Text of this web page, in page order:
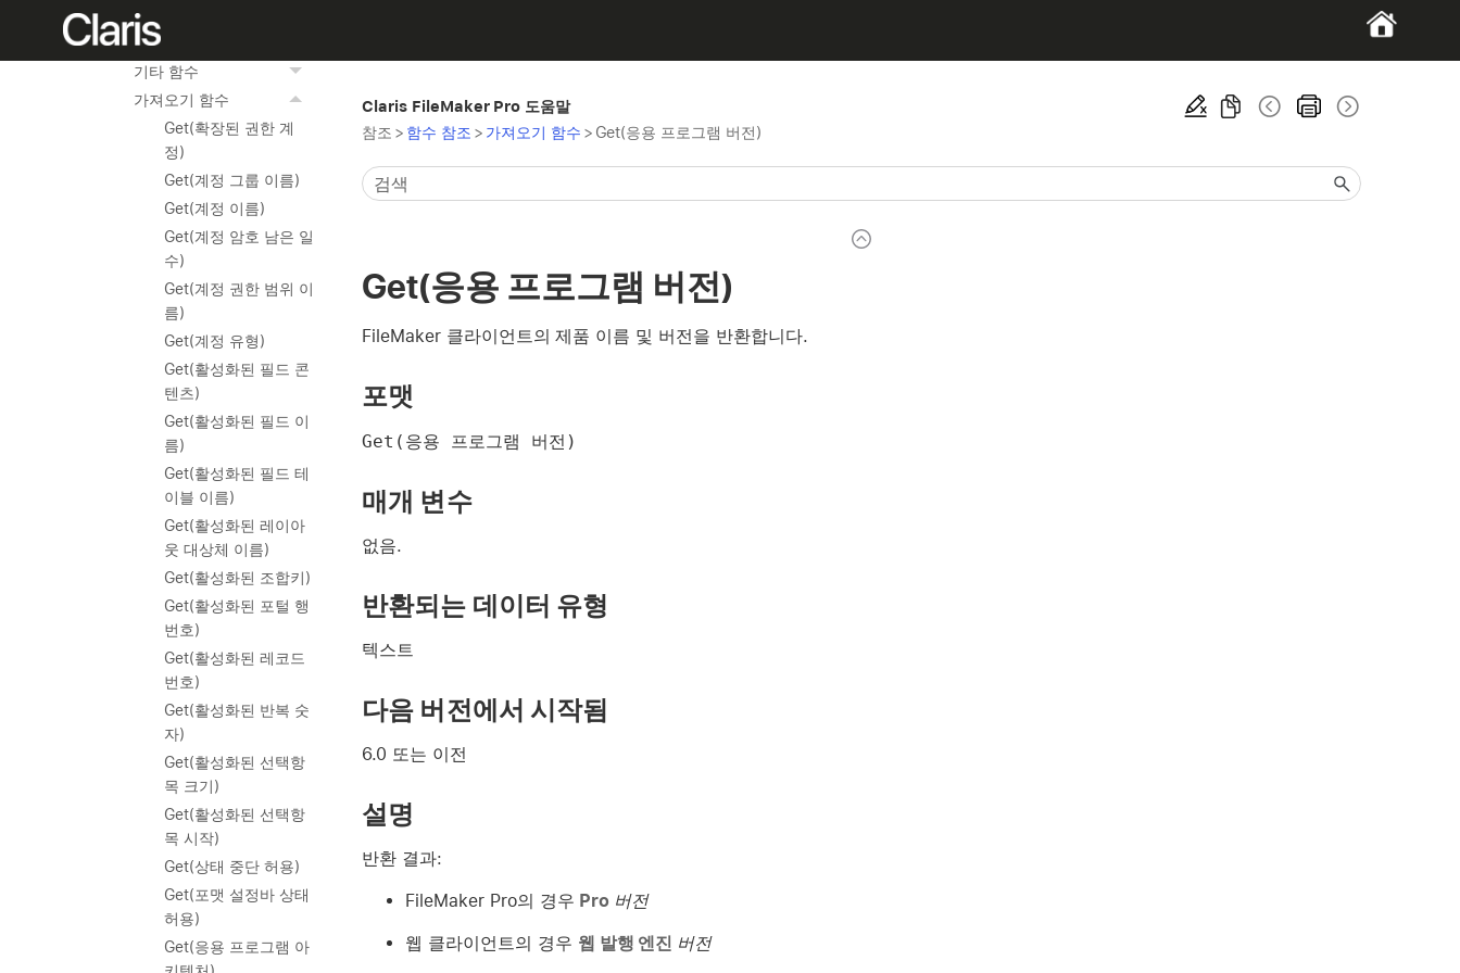
논리 함수
인공지능 함수
기타 함수
가져오기 함수
Get(확장된 권한 계
정)
Get(계정 그룹 이름)
Get(계정 이름)
Get(계정 암호 남은 일
수)
Get(계정 권한 범위 이
름)
Get(계정 유형)
Get(활성화된 필드 콘
텐츠)
Get(활성화된 필드 이
름)
Get(활성화된 필드 테
이블 이름)
Get(활성화된 레이아
웃 대상체 이름)
Get(활성화된 조합키)
Get(활성화된 포털 행
번호)
Get(활성화된 레코드
번호)
Get(활성화된 반복 숫
자)
Get(활성화된 선택항
목 크기)
Get(활성화된 선택항
목 시작)
Get(상태 중단 허용)
Get(포맷 설정바 상태
허용)
Get(응용 프로그램 아
Claris FileMaker Pro 도움말
참조 > 함수 참조 > 가져오기 함수 > Get(응용 프로그램 버전)
Get(응용 프로그램 버전)
FileMaker 클라이언트의 제품 이름 및 버전을 반환합니다.
포맷
Get(응용 프로그램 버전)
매개 변수
없음.
반환되는 데이터 유형
텍스트
다음 버전에서 시작됨
6.0 또는 이전
설명
반환 결과:
FileMaker Pro의 경우 Pro 버전
웹 클라이언트의 경우 웹 발행 엔진 버전